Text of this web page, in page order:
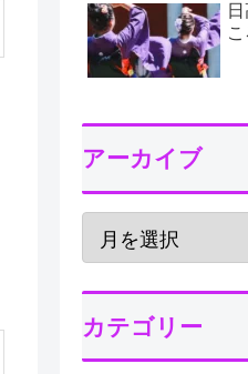
アーカイブ
カテゴリー